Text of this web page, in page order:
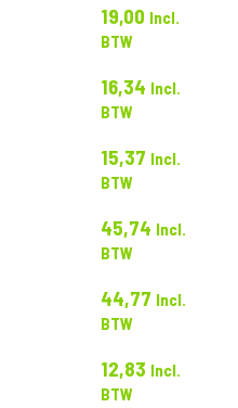
19,00 Incl.
BTW
16,34 Incl.
BTW
15,37 Incl.
BTW
45,74 Incl.
BTW
44,77 Incl.
BTW
12,83 Incl.
BTW